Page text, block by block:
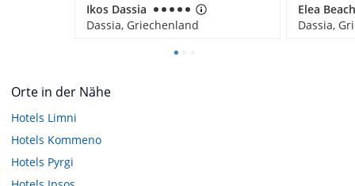
Ikos Dassia
Dassia, Griechenland
Elea
Dassia,
Orte in der Nähe
Hotels Limni
Hotels Kommeno
Hotels Pyrgi